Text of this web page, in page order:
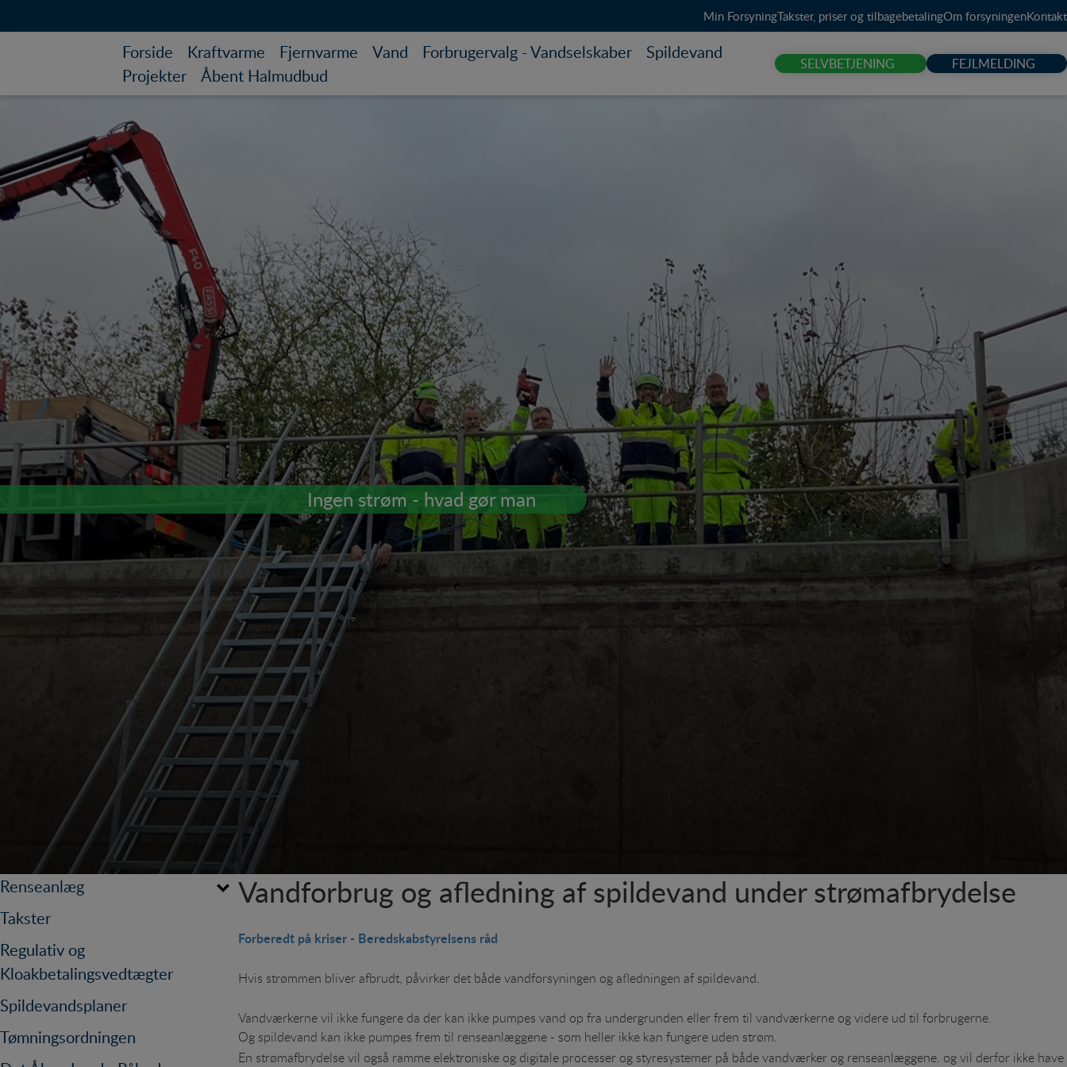
Min ForsyningTakster, priser og tilbagebetalingOm forsyningenKontakt
Forside Kraftvarme Fjernvarme Vand Forbrugervalg - Vandselskaber
Spildevand
Projekter
Åbent Halmudbud
SELVBETJENING FEJLMELDING
Ingen strøm - hvad gør man
Renseanlæg
Tidligere år
Bønsvig
Damme Askeby
Kalvehave
Klintholm
Takster
Regulativ og
Kloakbetalingsvedtægter
Spildevandsplaner
Tømningsordningen
Vandforbrug og afledning af spildevand under strømafbrydelse
Forberedt på kriser - Beredskabstyrelsens råd
Hvis strømmen bliver afbrudt, påvirker det både vandforsyningen og afledningen af spildevand.
Vandværkerne vil ikke fungere da der kan ikke pumpes vand op fra undergrunden eller frem til vandværkerne og videre ud til forbrugerne.
Og spildevand kan ikke pumpes frem til renseanlæggene - som heller ikke kan fungere uden strøm.
En strømafbrydelse vil også ramme elektroniske og digitale processer og styresystemer på både vandværker og renseanlæggene. og vil derfor ikke have